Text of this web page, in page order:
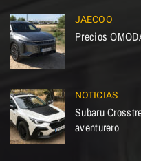
JAECOO
Precios
NOTICIAS
Subaru
aventurero